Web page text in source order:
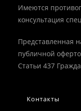
Имеются
консультация
Представленная
публичной
Статьи 437
Контакты